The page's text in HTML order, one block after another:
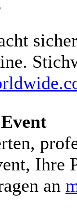
Ihre
an